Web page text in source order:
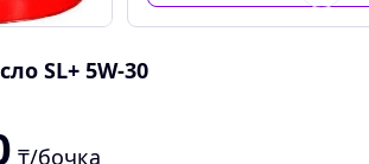
SL+ 5W-30
₸/бочка